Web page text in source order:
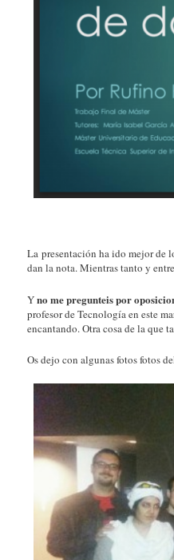
La presentación ha ido mejor de
dan la nota. Mientras tanto y
Yno me pregunteis por
profesor de Tecnología en este
encantando. Otra cosa de la que
Os dejo con algunas fotos fotos